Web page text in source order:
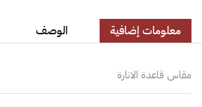
معلومات إضافية الوصف
مقاس قاعدة الانارة